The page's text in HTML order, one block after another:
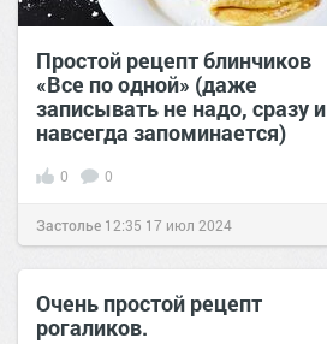
Простой рецепт блинчиков
«Все по одной» (даже
записывать не надо, сразу и
навсегда запоминается)
0 0
Застолье 12:35 17 июл 2024
Очень простой рецепт
рогаликов.